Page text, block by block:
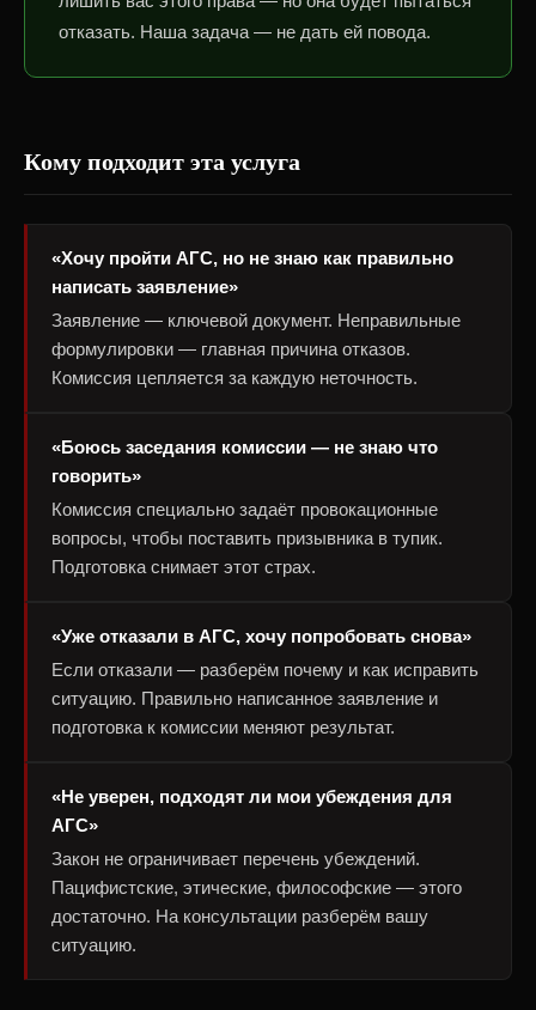
отказать. Наша задача — не дать ей повода.
Кому подходит эта услуга
«Хочу пройти АГС, но не знаю как правильно
написать заявление»
Заявление — ключевой документ. Неправильные
формулировки — главная причина отказов.
Комиссия цепляется за каждую неточность.
«Боюсь заседания комиссии — не знаю что
говорить»
Комиссия специально задаёт провокационные
вопросы, чтобы поставить призывника в тупик.
Подготовка снимает этот страх.
«Уже отказали в АГС, хочу попробовать снова»
Если отказали — разберём почему и как исправить
ситуацию. Правильно написанное заявление и
подготовка к комиссии меняют результат.
«Не уверен, подходят ли мои убеждения для
АГС»
Закон не ограничивает перечень убеждений.
Пацифистские, этические, философские — этого
достаточно. На консультации разберём вашу
ситуацию.